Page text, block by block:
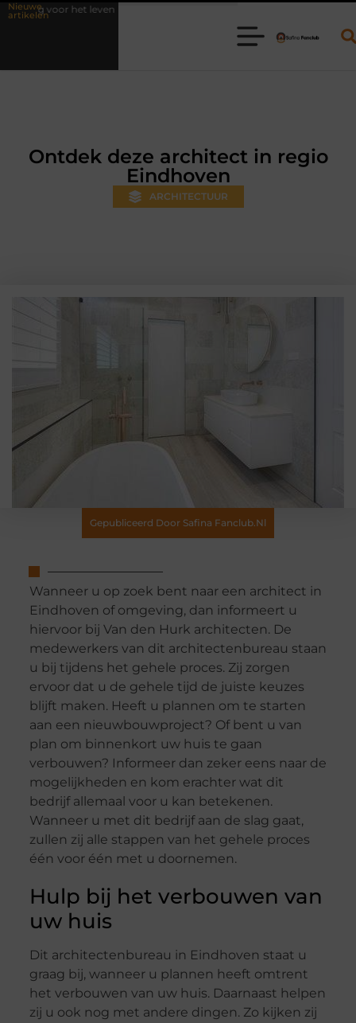
Nieuwe
artikelenWaarom online vlees bestellen steeds gewoner wordt
Ontdek deze architect in regio
Eindhoven
ARCHITECTUUR
Gepubliceerd Door Safina Fanclub.nl
Wanneer u op zoek bent naar een architect in
Eindhoven of omgeving, dan informeert u
hiervoor bij Van den Hurk architecten. De
medewerkers van dit architectenbureau staan
u bij tijdens het gehele proces. Zij zorgen
ervoor dat u de gehele tijd de juiste keuzes
blijft maken. Heeft u plannen om te starten
aan een nieuwbouwproject? Of bent u van
plan om binnenkort uw huis te gaan
verbouwen? Informeer dan zeker eens naar de
mogelijkheden en kom erachter wat dit
bedrijf allemaal voor u kan betekenen.
Wanneer u met dit bedrijf aan de slag gaat,
zullen zij alle stappen van het gehele proces
één voor één met u doornemen.
Hulp bij het verbouwen van
uw huis
Dit architectenbureau in Eindhoven staat u
graag bij, wanneer u plannen heeft omtrent
het verbouwen van uw huis. Daarnaast helpen
zij u ook nog met andere dingen. Zo kijken zij